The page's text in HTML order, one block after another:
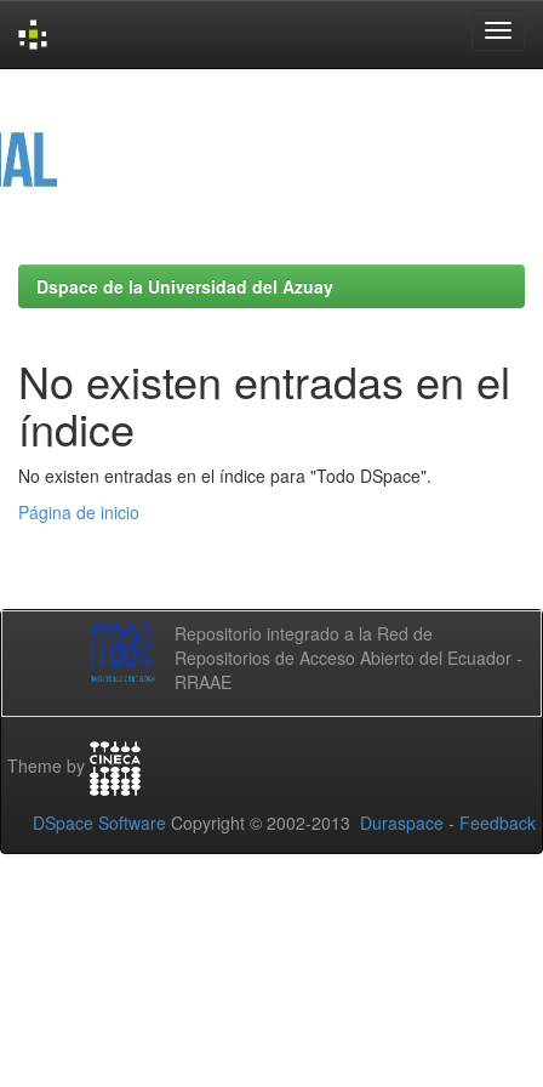
Dspace de la Universidad del Azuay
No existen entradas en el
índice
No existen entradas en el índice para "Todo DSpace".
Página de inicio
Repositorio integrado a la Red de
Repositorios de Acceso Abierto del Ecuador -
RRAAE
Theme by
DSpace Software Copyright © 2002-2013 Duraspace - Feedback